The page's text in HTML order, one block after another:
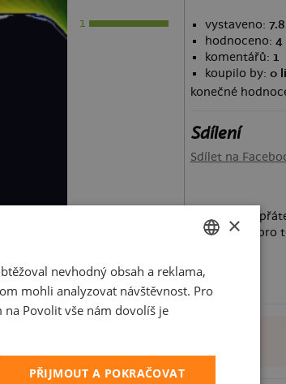
1 vystaveno:
hodnoceno: 4
komentářů: 1
koupilo by: 0
konečné
Sdílení
Sdílet na
Požádej své
taky hlasují pro
CZECH
SLOVAK
×
nevhodný obsah a reklama,
mohli analyzovat návštěvnost. Pro
Povolit vše nám dovolíš je
PŘIJMOUT A POKRAČOVAT